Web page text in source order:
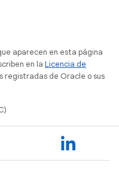
aparecen en esta página
en la Licencia de
registradas de Oracle o sus